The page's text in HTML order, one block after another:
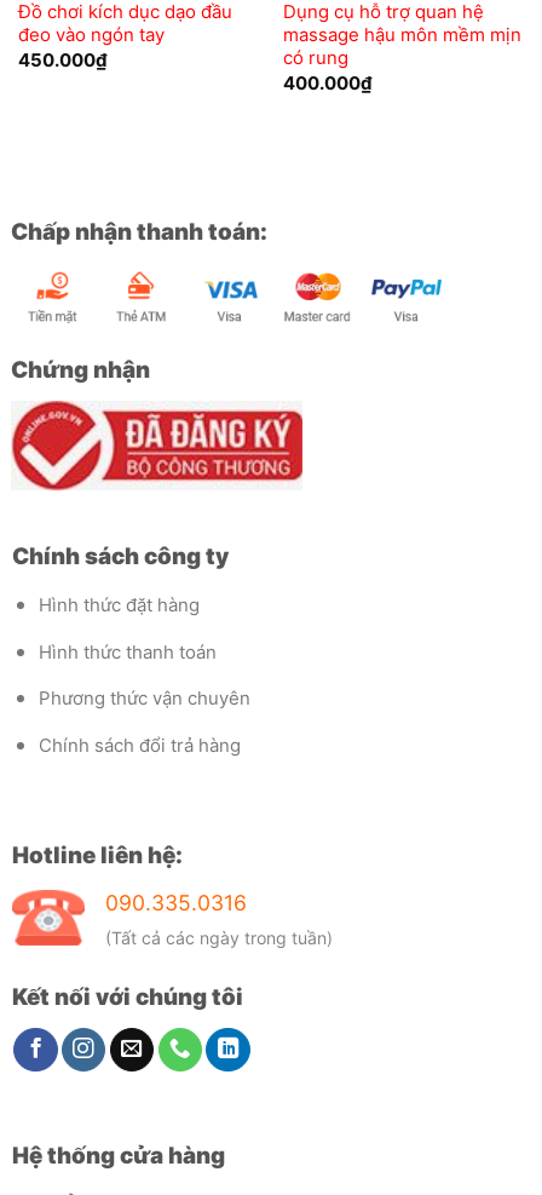
Đồ chơi kích dục dạo đầu
đeo vào ngón tay
450.000₫
Dụng cụ hỗ trợ quan hệ
massage hậu môn mềm mịn
có rung
400.000₫
Chấp nhận thanh toán:
Chứng nhận
Chính sách công ty
Hình thức đặt hàng
Hình thức thanh toán
Phương thức vận chuyên
Chính sách đổi trả hàng
Hotline liên hệ:
090.335.0316
(Tất cả các ngày trong tuần)
Kết nối với chúng tôi
Hệ thống cửa hàng